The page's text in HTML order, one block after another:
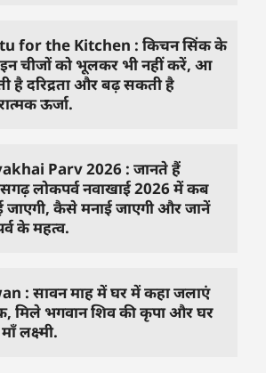
for the Kitchen : किचन सिंक के
चीजों को भूलकर भी नहीं करें, आ
है दरिद्रता और बढ़ सकती है
ऊर्जा.
Parv 2026 : जानते हैं
लोकपर्व नवाखाई 2026 में कब
जाएगी, कैसे मनाई जाएगी और जानें
के महत्व.
: सावन माह में घर में कहा जलाएं
मिले भगवान शिव की कृपा और घर
लक्ष्मी.